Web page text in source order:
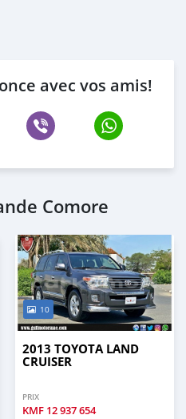
avec vos amis!
Comore
10
2013 TOYOTA LAND
CRUISER
PRIX
KMF 12 937 654